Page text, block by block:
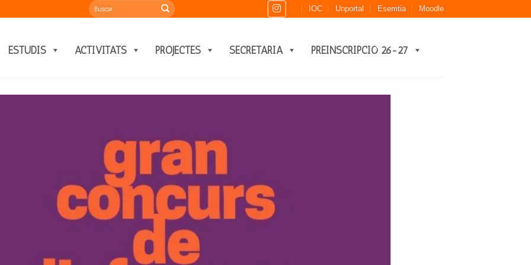
IOC Unportal Esemtia Moodle
ESTUDIS ACTIVITATS PROJECTES SECRETARIA PREINSCRIPCIÓ 26-27